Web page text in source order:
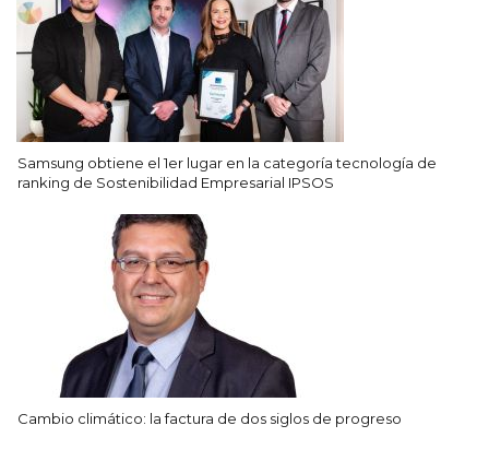
Samsung obtiene el 1er lugar en la categoría tecnología de
ranking de Sostenibilidad Empresarial IPSOS
Cambio climático: la factura de dos siglos de progreso